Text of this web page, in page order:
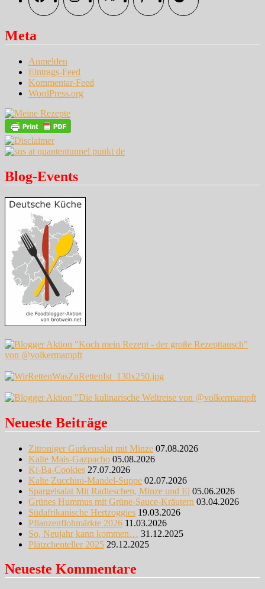
Meta
Anmelden
Eintrags-Feed
Kommentar-Feed
WordPress.org
Blog-Events
Neueste Beiträge
Zitroniger Gurkensalat mit Minze 07.08.2026
Kalte Mais-Gazpacho 05.08.2026
Ki-Ba-Cookies 27.07.2026
Kalte Zucchini-Mandel-Suppe 02.07.2026
Spargelsalat Mit Radieschen, Minze und Ei 05.06.2026
Grünes Hummus mit Grüne-Sauce-Kräutern 03.04.2026
Südafrikanische Hertzoggies 19.03.2026
Pflanzenflohmärkte 2026 11.03.2026
So, Neujahr kann kommen… 31.12.2025
Plätzchenteller 2025 29.12.2025
Neueste Kommentare